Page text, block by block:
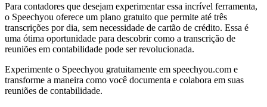
Para contadores que desejam experimentar essa incrível ferramenta,
o Speechyou oferece um plano gratuito que permite até três
transcrições por dia, sem necessidade de cartão de crédito. Essa é
uma ótima oportunidade para descobrir como a transcrição de
reuniões em contabilidade pode ser revolucionada.
Experimente o Speechyou gratuitamente em speechyou.com e
transforme a maneira como você documenta e colabora em suas
reuniões de contabilidade.